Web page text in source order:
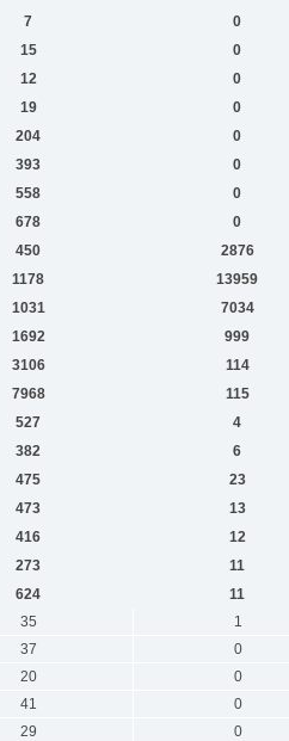
7 0
15 0
12 0
19 0
204 0
393 0
558 0
678 0
450 2876
1178 13959
1031 7034
1692 999
3106 114
7968 115
527 4
382 6
475 23
473 13
416 12
273 11
624 11
35 1
37 0
20 0
41 0
29 0